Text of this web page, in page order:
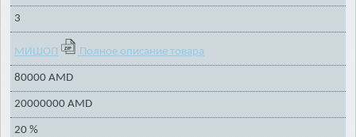
3
МИШОП Полное описание товара
80000 AMD
20000000 AMD
20 %